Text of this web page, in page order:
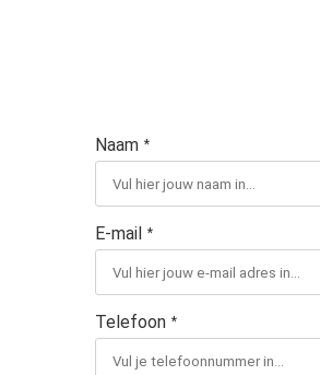
Naam *
E-mail *
Telefoon *